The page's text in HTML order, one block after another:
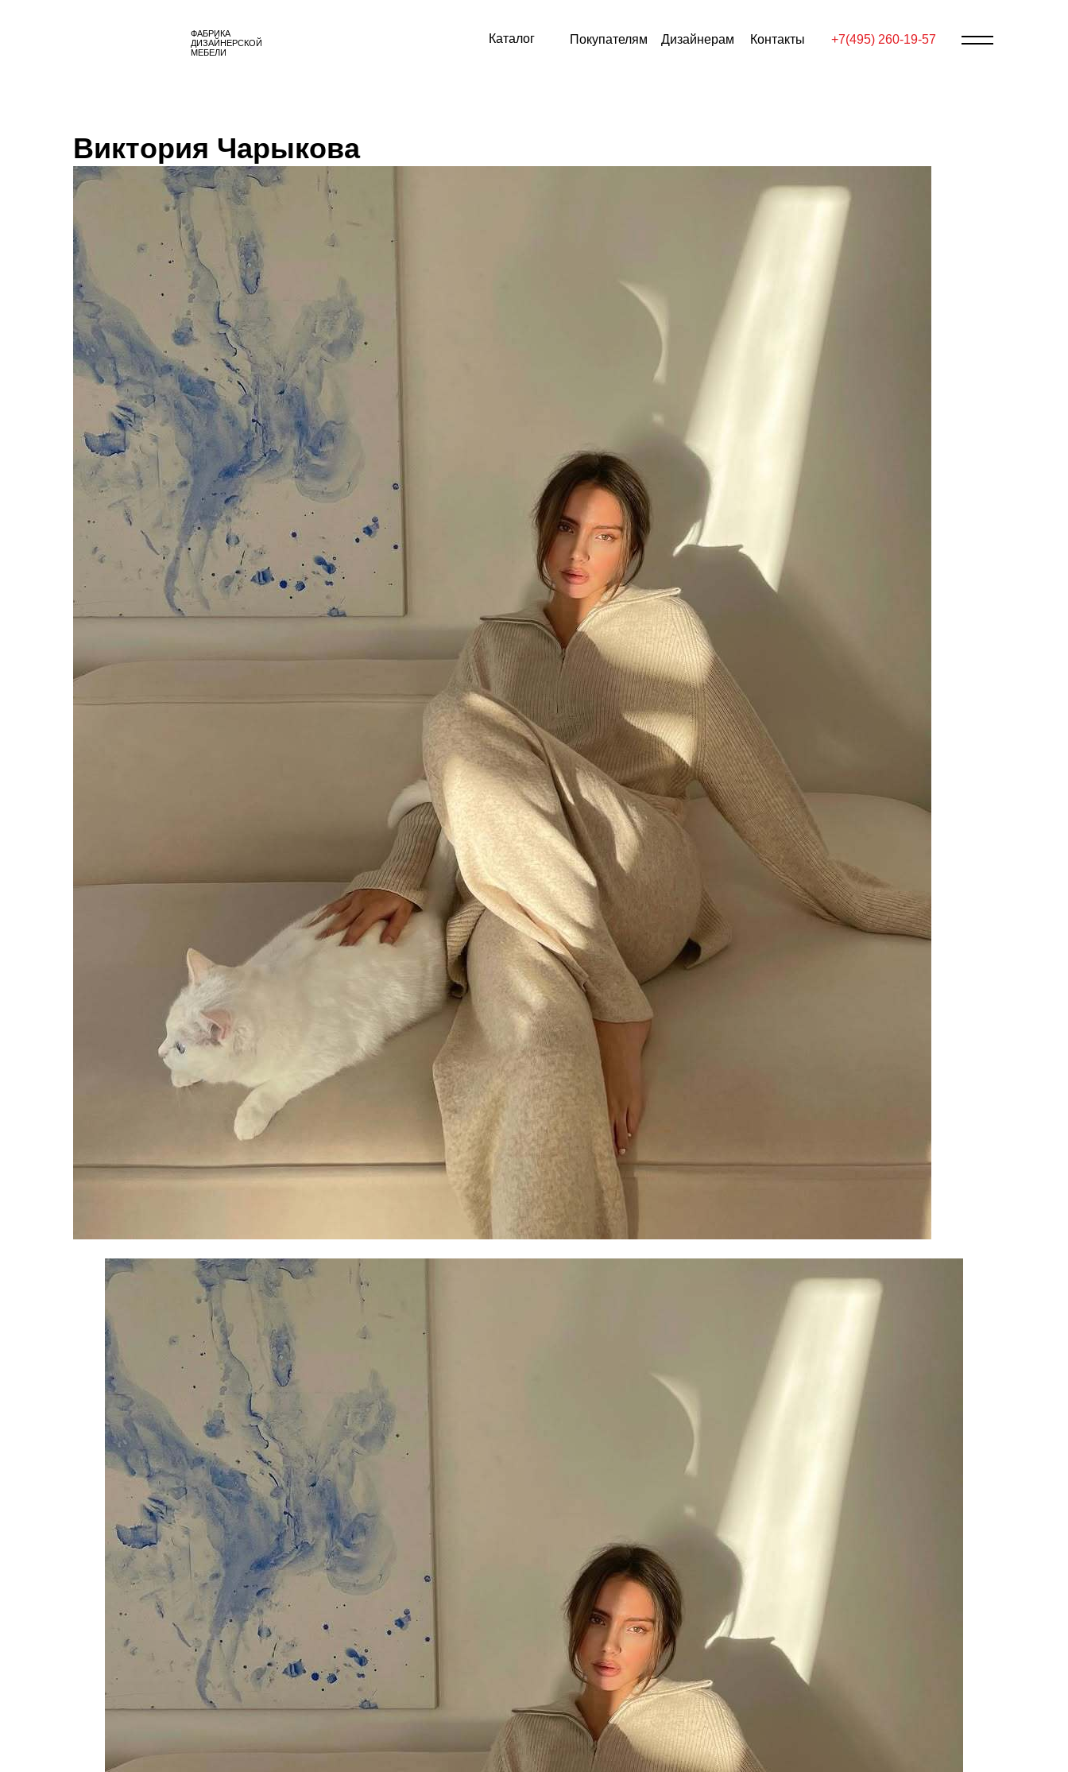
ФАБРИКА
ДИЗАЙНЕРСКОЙ
МЕБЕЛИ
+7(495) 260-19-57
Контакты
Дизайнерам
Покупателям
Каталог
Виктория Чарыкова